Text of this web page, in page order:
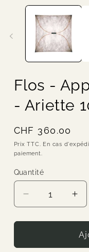
Flos -
- Ariette
Prix
habituel
CHF 360.00
Prix TTC. En cas
paiement.
Quantité
Quantité
Réduire
la
quantité
Flos
la
de